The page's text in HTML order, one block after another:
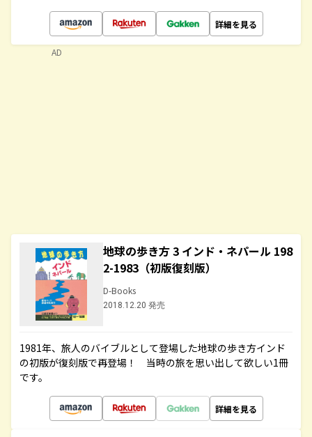
詳細を見る
地球の歩き方 3 インド・ネパール 198
2-1983（初版復刻版）
D-Books
2018.12.20 発売
1981年、旅人のバイブルとして登場した地球の歩き方インド
の初版が復刻版で再登場！ 当時の旅を思い出して欲しい1冊
です。
詳細を見る
AD